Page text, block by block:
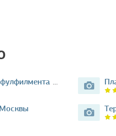
Компания фулфилмента Момент…